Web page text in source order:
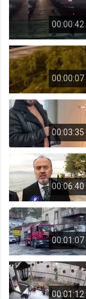
00:00:42
00:00:07
00:03:35
00:06:40
00:01:07
00:01:12